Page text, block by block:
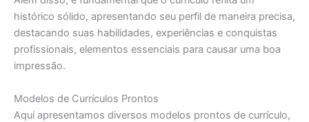
histórico sólido, apresentando seu perfil de maneira precisa,
destacando suas habilidades, experiências e conquistas
profissionais, elementos essenciais para causar uma boa
impressão.
Modelos de Currículos Prontos
Aqui apresentamos diversos modelos prontos de currículo,